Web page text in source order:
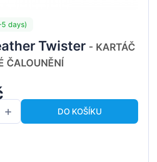
days)
Twister - KARTÁČ
ČALOUNĚNÍ
DO KOŠÍKU